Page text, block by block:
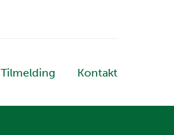
Tilmelding Kontakt